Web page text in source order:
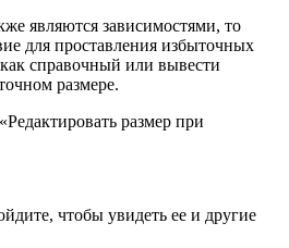
являются зависимостями, то
для проставления избыточных
справочный или вывести
размере.
размер при
чтобы увидеть ее и другие